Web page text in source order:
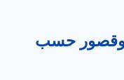
وقصور حسب